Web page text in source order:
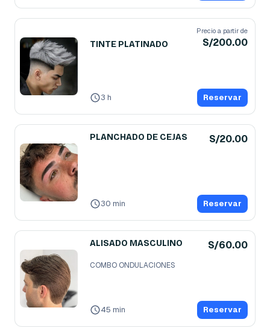
TINTE PLATINADO
Precio a partir de
S/200.00
3 h Reservar
PLANCHADO DE CEJAS S/20.00
30 min Reservar
ALISADO MASCULINO S/60.00
COMBO ONDULACIONES
45 min Reservar